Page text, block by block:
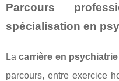
Parcours
spécialisation en
Lacarrière en
parcours, entre exercice